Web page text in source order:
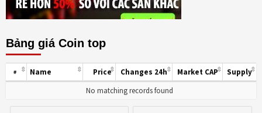
Bảng giá Coin top
# Name Price Changes 24h Market CAP
Supply
No matching records found